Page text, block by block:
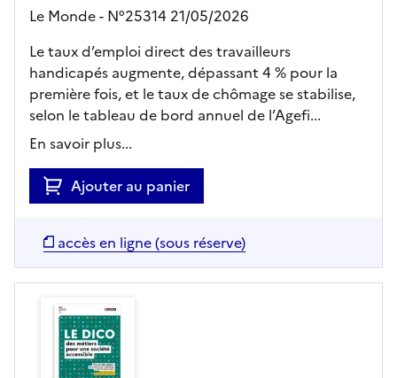
Le Monde - N°25314 21/05/2026
Le taux d’emploi direct des travailleurs
handicapés augmente, dépassant 4 % pour la
première fois, et le taux de chômage se stabilise,
selon le tableau de bord annuel de l’Agefi...
En savoir plus...
Ajouter au panier
accès en ligne (sous réserve)